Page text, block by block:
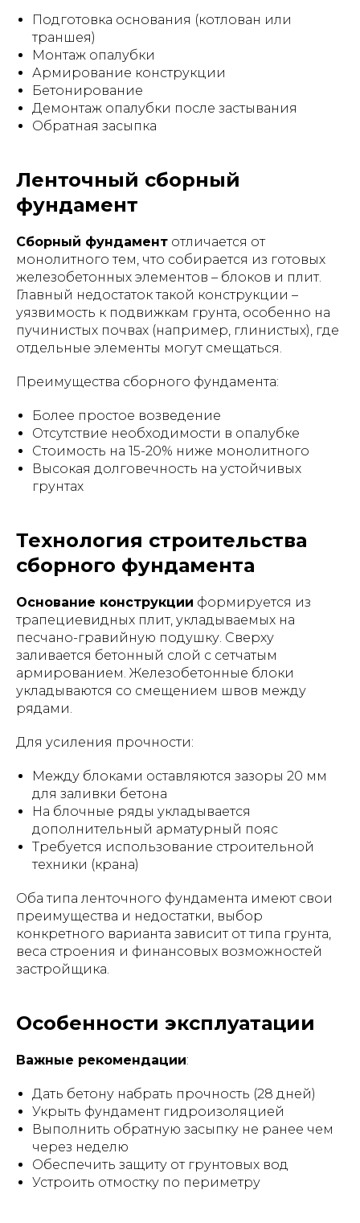
Подготовка основания (котлован или
траншея)
Монтаж опалубки
Армирование конструкции
Бетонирование
Демонтаж опалубки после застывания
Обратная засыпка
Ленточный сборный
фундамент
Сборный фундамент отличается от
монолитного тем, что собирается из готовых
железобетонных элементов – блоков и плит.
Главный недостаток такой конструкции –
уязвимость к подвижкам грунта, особенно на
пучинистых почвах (например, глинистых), где
отдельные элементы могут смещаться.
Преимущества сборного фундамента:
Более простое возведение
Отсутствие необходимости в опалубке
Стоимость на 15-20% ниже монолитного
Высокая долговечность на устойчивых
грунтах
Технология строительства
сборного фундамента
Основание конструкции формируется из
трапециевидных плит, укладываемых на
песчано-гравийную подушку. Сверху
заливается бетонный слой с сетчатым
армированием. Железобетонные блоки
укладываются со смещением швов между
рядами.
Для усиления прочности:
Между блоками оставляются зазоры 20 мм
для заливки бетона
На блочные ряды укладывается
дополнительный арматурный пояс
Требуется использование строительной
техники (крана)
Оба типа ленточного фундамента имеют свои
преимущества и недостатки, выбор
конкретного варианта зависит от типа грунта,
веса строения и финансовых возможностей
застройщика.
Особенности эксплуатации
Важные рекомендации:
Дать бетону набрать прочность (28 дней)
Укрыть фундамент гидроизоляцией
Выполнить обратную засыпку не ранее чем
через неделю
Обеспечить защиту от грунтовых вод
Устроить отмостку по периметру